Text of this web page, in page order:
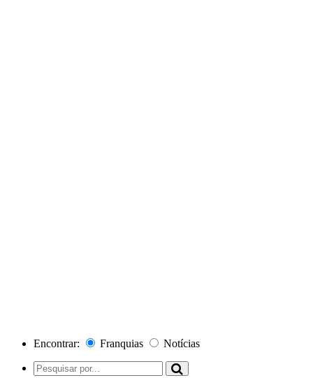
Encontrar: Franquias Notícias